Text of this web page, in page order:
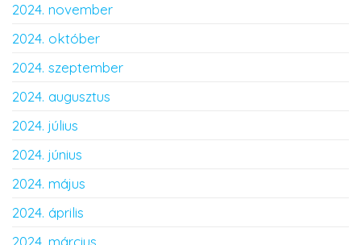
2024. november
2024. október
2024. szeptember
2024. augusztus
2024. július
2024. június
2024. május
2024. április
2024. március